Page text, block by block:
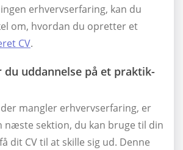
erhvervserfaring, kan du
om, hvordan du opretter et
CV.
du uddannelse på et praktik-
mangler erhvervserfaring, er
næste sektion, du kan bruge til din
dit CV til at skille sig ud. Denne